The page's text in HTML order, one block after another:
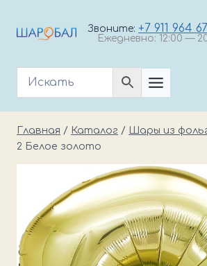
Звоните: +7 911 964
Ежедневно: 12:00 —
Главная / Каталог / Шары из
2 Белое золото